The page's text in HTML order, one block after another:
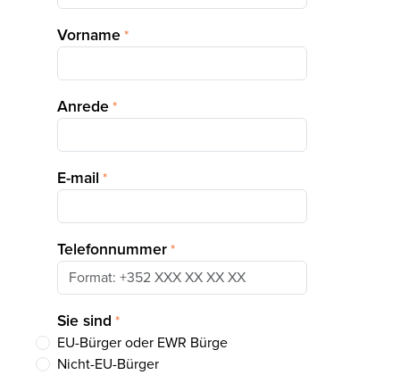
Vorname*
Anrede*
E-mail *
Telefonnummer*
Sie sind *
EU-Bürger oder EWR Bürge
Nicht-EU-Bürger